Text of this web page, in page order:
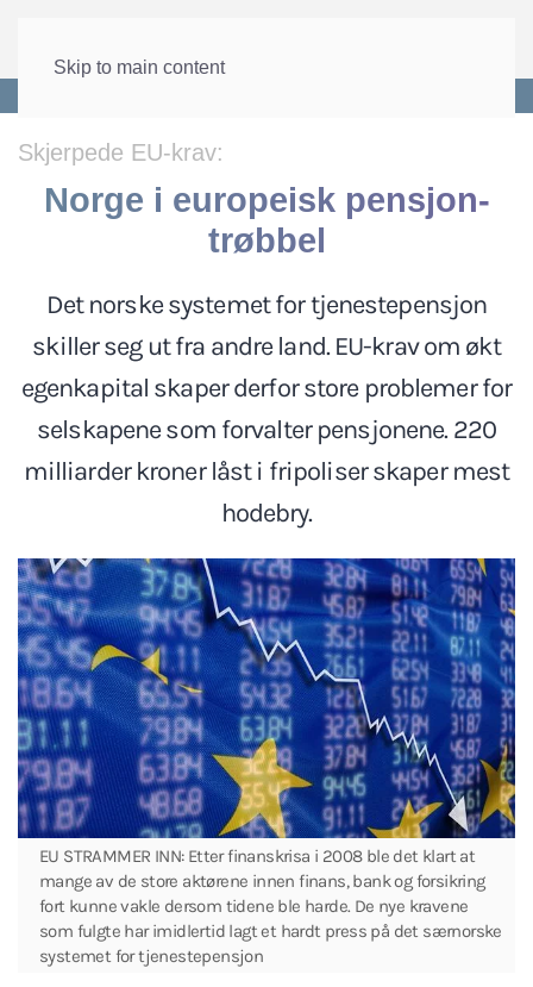
Skip to main content
Skjerpede EU-krav:
Norge i europeisk pensjon-
trøbbel
Det norske systemet for tjenestepensjon
skiller seg ut fra andre land. EU-krav om økt
egenkapital skaper derfor store problemer for
selskapene som forvalter pensjonene. 220
milliarder kroner låst i fripoliser skaper mest
hodebry.
EU STRAMMER INN: Etter finanskrisa i 2008 ble det klart at
mange av de store aktørene innen finans, bank og forsikring
fort kunne vakle dersom tidene ble harde. De nye kravene
som fulgte har imidlertid lagt et hardt press på det særnorske
systemet for tjenestepensjon